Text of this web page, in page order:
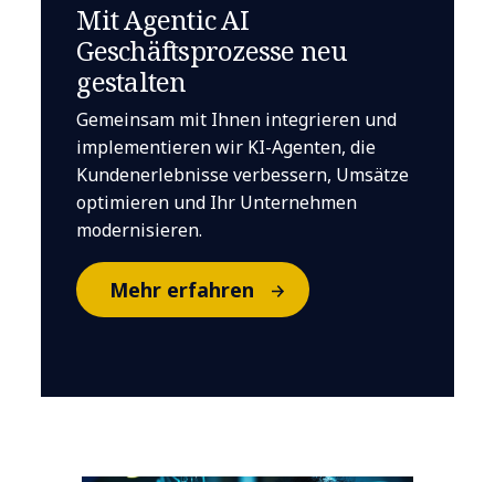
Mit Agentic AI
Geschäftsprozesse neu
gestalten
Gemeinsam mit Ihnen integrieren und
implementieren wir KI-Agenten, die
Kundenerlebnisse verbessern, Umsätze
optimieren und Ihr Unternehmen
modernisieren.
Mehr erfahren